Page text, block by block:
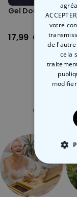
Gel Douche de
17,99 CHF
Consultez
votre
de l'autre
cela